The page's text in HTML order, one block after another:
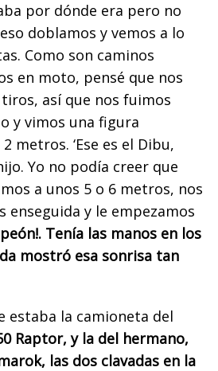
por dónde era pero no
doblamos y vemos a lo
Como son caminos
en moto, pensé que nos
así que nos fuimos
y vimos una figura
metros. ‘Ese es el Dibu,
Yo no podía creer que
a unos 5 o 6 metros, nos
enseguida y le empezamos
Tenía las manos en los
mostró esa sonrisa tan
estaba la camioneta del
Raptor, y la del hermano,
las dos clavadas en la